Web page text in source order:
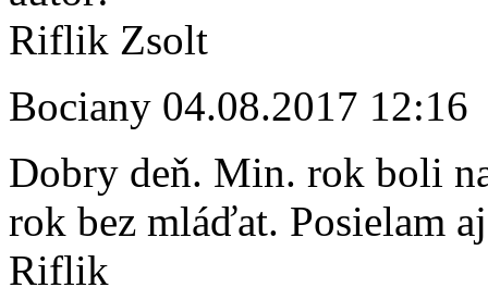
Riflik Zsolt
Bociany 04.08.2017 12:16
Dobry deň. Min. rok boli
rok bez mláďat. Posielam
Riflik